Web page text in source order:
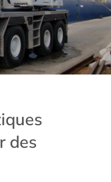
des